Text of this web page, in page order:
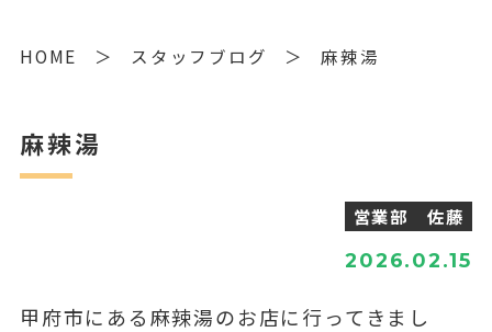
HOME スタッフブログ 麻辣湯
麻辣湯
営業部 佐藤
2026.02.15
甲府市にある麻辣湯のお店に行ってきまし